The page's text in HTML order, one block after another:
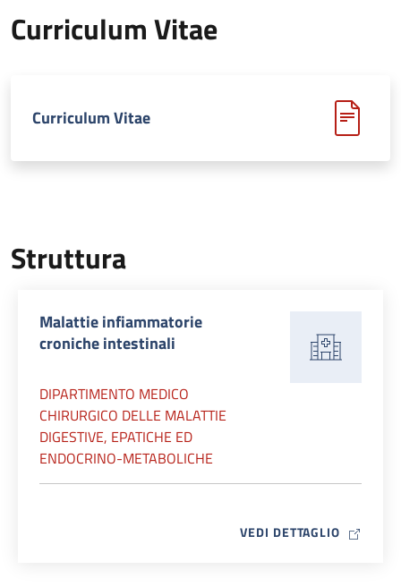
Curriculum Vitae
Curriculum Vitae
Struttura
Malattie infiammatorie
croniche intestinali
DIPARTIMENTO MEDICO
CHIRURGICO DELLE MALATTIE
DIGESTIVE, EPATICHE ED
ENDOCRINO-METABOLICHE
VEDI DETTAGLIO MAP ICON